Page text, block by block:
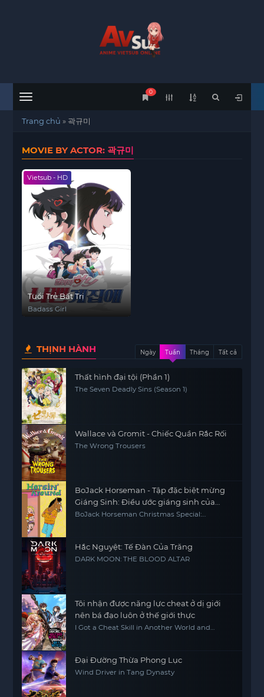
Menu
0
Trang chủ » 곽규미
MOVIE BY ACTOR: 곽규미
Vietsub - HD
Tuổi Trẻ Bất Trị
Badass Girl
THỊNH HÀNH Ngày Tuần Tháng Tất cả
Thất hình đại tội (Phần 1)
The Seven Deadly Sins (Season 1)
Wallace và Gromit - Chiếc Quần Rắc Rối
The Wrong Trousers
BoJack Horseman - Tập đặc biệt mừng
Giáng Sinh: Điều ước giáng sinh của
Sabrina
BoJack Horseman Christmas Special:
Hắc Nguyệt: Tế Đàn Của Trăng
DARK MOON: THE BLOOD ALTAR
Tôi nhận được năng lực cheat ở dị giới
nên bá đạo luôn ở thế giới thực
I Got a Cheat Skill in Another World and
Đại Đường Thừa Phong Lục
Wind Driver in Tang Dynasty